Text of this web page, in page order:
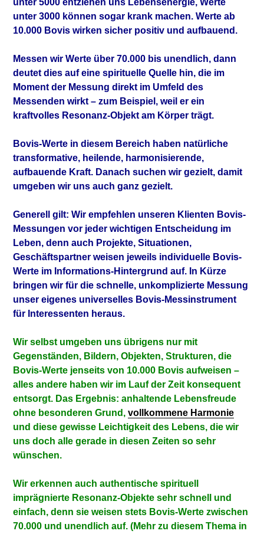
unter 3000 können sogar krank machen. Werte ab
10.000 Bovis wirken sicher positiv und aufbauend.
Messen wir Werte über 70.000 bis unendlich, dann
deutet dies auf eine spirituelle Quelle hin, die im
Moment der Messung direkt im Umfeld des
Messenden wirkt – zum Beispiel, weil er ein
kraftvolles Resonanz-Objekt am Körper trägt.
Bovis-Werte in diesem Bereich haben natürliche
transformative, heilende, harmonisierende,
aufbauende Kraft. Danach suchen wir gezielt, damit
umgeben wir uns auch ganz gezielt.
Generell gilt: Wir empfehlen unseren Klienten Bovis-
Messungen vor jeder wichtigen Entscheidung im
Leben, denn auch Projekte, Situationen,
Geschäftspartner weisen jeweils individuelle Bovis-
Werte im Informations-Hintergrund auf. In Kürze
bringen wir für die schnelle, unkomplizierte Messung
unser eigenes universelles Bovis-Messinstrument
für Interessenten heraus.
Wir selbst umgeben uns übrigens nur mit
Gegenständen, Bildern, Objekten, Strukturen, die
Bovis-Werte jenseits von 10.000 Bovis aufweisen –
alles andere haben wir im Lauf der Zeit konsequent
entsorgt. Das Ergebnis: anhaltende Lebensfreude
ohne besonderen Grund,vollkommene Harmonie
und diese gewisse Leichtigkeit des Lebens, die wir
uns doch alle gerade in diesen Zeiten so sehr
wünschen.
Wir erkennen auch authentische spirituell
imprägnierte Resonanz-Objekte sehr schnell und
einfach, denn sie weisen stets Bovis-Werte zwischen
70.000 und unendlich auf. (Mehr zu diesem Thema in